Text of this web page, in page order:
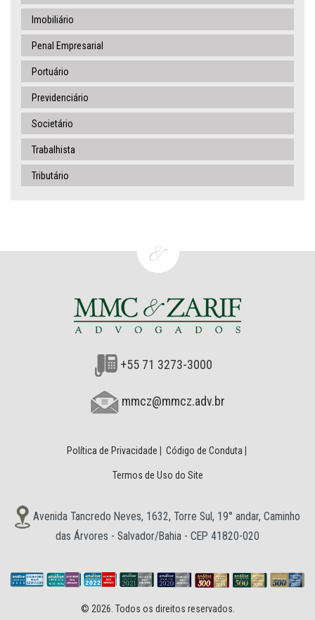
Imobiliário
Penal Empresarial
Portuário
Previdenciário
Societário
Trabalhista
Tributário
+55 71 3273-3000
mmcz@mmcz.adv.br
Política de Privacidade Código de Conduta
Termos de Uso do Site
Avenida Tancredo Neves, 1632, Torre Sul, 19° andar, Caminho
das Árvores - Salvador/Bahia - CEP 41820-020
© 2026. Todos os direitos reservados.